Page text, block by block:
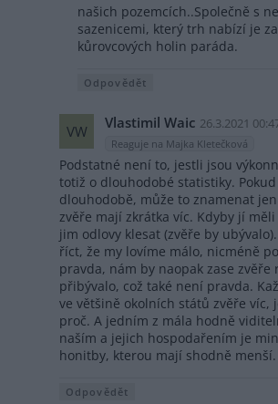
našich pozemcích..Společně s
sazenicemi, který trh nabízí je
kůrovcových holin paráda.
Odpovědět
VW Vlastimil Waic 26.3.2021
Reaguje na Majka Kletečková
Podstatné není to, jestli jsou
totiž o dlouhodobé statistiky.
dlouhodobě, může to znamenat
zvěře mají zkrátka víc. Kdyby jí
jim odlovy klesat (zvěře by
říct, že my lovíme málo, nicméně
pravda, nám by naopak zase zvěře
přibývalo, což také není pravda.
ve většině okolních států zvěře víc,
proč. A jedním z mála hodně
naším a jejich hospodařením je
honitby, kterou mají shodně menší.
Odpovědět